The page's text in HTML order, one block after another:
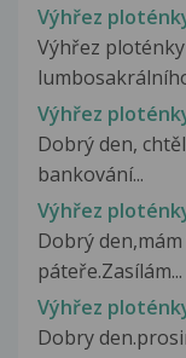
Výhřez
Výhřez
Výhřez
Dobrý den,
bankování...
Výhřez
Dobrý
páteře.Zasílám...
Výhřez
Dobry